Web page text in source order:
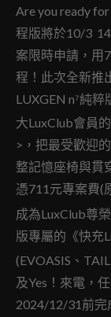
Are you ready for
程版將於10/3
案限時申請，用
程！此次全新推
LUXGEN n⁷純
大LuxClub會員
>，把最受歡迎
整記憶座椅與貫
憑711元專案費(
成為LuxClub尊
版專屬的《快充
(EVOASIS、
及Yes！來電，
2024/12/31前完